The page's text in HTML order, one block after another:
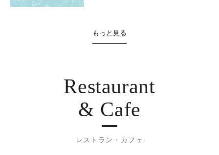
もっと見る
Restaurant
& Cafe
レストラン・カフェ